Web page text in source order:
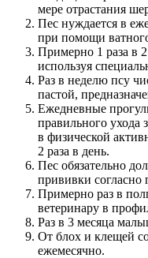
мере отрастания
Пес нуждается в
при помощи
Примерно 1 раза в
используя
Раз в неделю псу
пастой,
Ежедневные
правильного ухода
в физической
2 раза в день.
Пес обязательно
прививки согласно
Примерно раз в
ветеринару в
Раз в 3 месяца
От блох и клещей
ежемесячно.